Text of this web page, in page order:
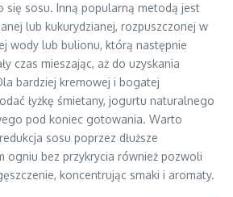
się sosu. Inną popularną metodą jest
lub kukurydzianej, rozpuszczonej w
wody lub bulionu, którą następnie
czas mieszając, aż do uzyskania
bardziej kremowej i bogatej
łyżkę śmietany, jogurtu naturalnego
pod koniec gotowania. Warto
sosu poprzez dłuższe
ogniu bez przykrycia również pozwoli
koncentrując smaki i aromaty.